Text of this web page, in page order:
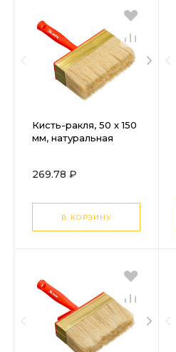
Кисть-ракля, 50 х 150
мм, натуральная
корпус,
MTX
269.78 ₽
В КОРЗИНУ